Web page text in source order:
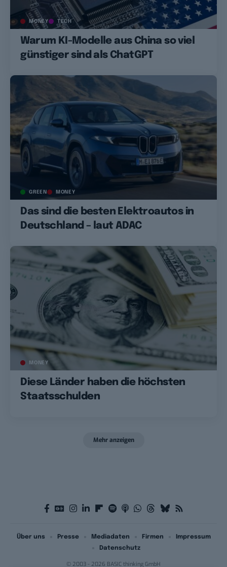
MONEY TECH
Warum KI-Modelle aus China so viel
günstiger sind als ChatGPT
GREEN MONEY
Das sind die besten Elektroautos in
Deutschland – laut ADAC
MONEY
Diese Länder haben die höchsten
Staatsschulden
Mehr anzeigen
© 2003 - 2026 BASIC thinking GmbH
Über uns Presse Mediadaten Firmen
Impressum
Datenschutz